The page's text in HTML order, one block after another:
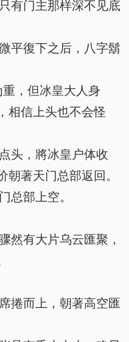
有门主那样深不见底
平復下之后，八字鬍
，但冰皇大人身
相信上头也不会怪
头，將冰皇户体收
著天门总部返回。
总部上空。
有大片乌云匯聚，
捲而上，朝著高空匯